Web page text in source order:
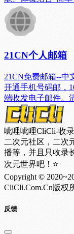
21CN个人邮箱
21CN免费邮箱--中
开通手机号码邮，
端收发电子邮件。
呲哩呲哩CliCli-收
二次元社区，二次
播等，并且只收录
次元世界吧！⭐
Copyright ©
CliCli.Com.Cn版权
反馈